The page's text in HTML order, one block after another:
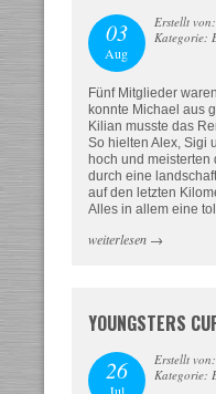
03
Aug
Erstellt
Kategorie:
Fünf Mitglieder
konnte Michael aus
Kilian musste das
So hielten Alex, Sigi
hoch und
durch eine
auf den letzten
Alles in allem eine
weiterlesen→
YOUNGSTERS
26
Erstellt
Kategorie: